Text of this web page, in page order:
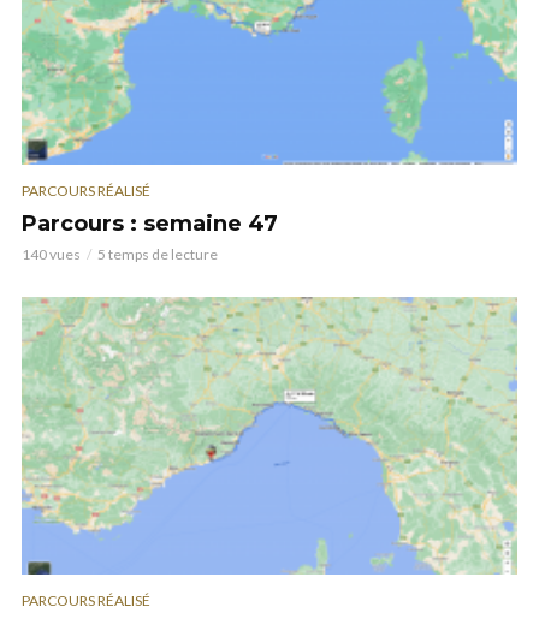
PARCOURS RÉALISÉ
Parcours : semaine 47
140 vues 5 temps de lecture
PARCOURS RÉALISÉ